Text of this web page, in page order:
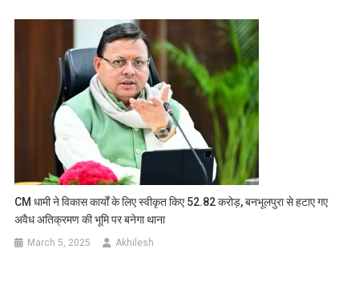
CM धामी ने विकास कार्यों के ल‍िए स्‍वीकृत क‍िए 52.82 करोड़, बनभूलपुरा से हटाए गए
अवैध अतिक्रमण की भूमि पर बनेगा थाना
March 5, 2025 Akhilesh